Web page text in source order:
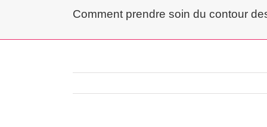
Comment prendre soin du contour